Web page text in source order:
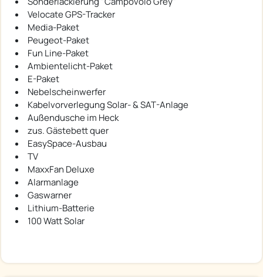
Velocate GPS-Tracker
Media-Paket
Peugeot-Paket
Fun Line-Paket
Ambientelicht-Paket
E-Paket
Nebelscheinwerfer
Kabelvorverlegung Solar- & SAT-Anlage
Außendusche im Heck
zus. Gästebett quer
EasySpace-Ausbau
TV
MaxxFan Deluxe
Alarmanlage
Gaswarner
Lithium-Batterie
100 Watt Solar